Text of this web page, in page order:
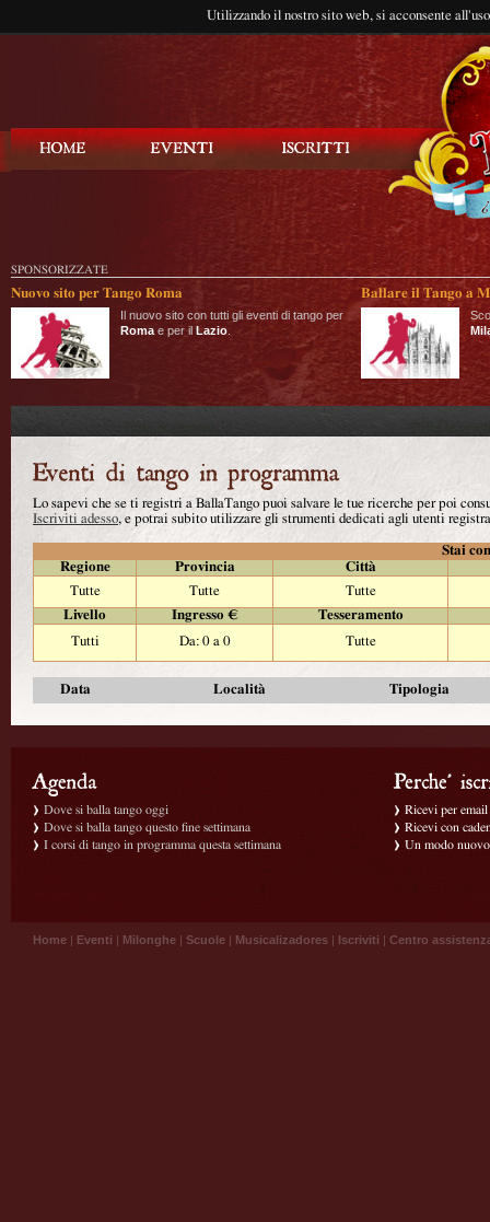
Utilizzando il nostro sito web, si acconsente
SPONSORIZZATE
Nuovo sito per Tango Roma
Il nuovo sito con tutti gli eventi di tango per
Roma e per il Lazio
Ballare il Tango a
Lo sapevi che se ti registri a BallaTango puoi salvare le tue ricerche per poi
Iscriviti adesso, e potrai subito utilizzare gli strumenti dedicati agli utenti
Stai
Regione
Provincia
Città
Tutte
Tutte
Tutte
Livello
Ingresso €
Tesseramento
Tutti
Da: 0 a 0 Tutte
Data Località Tipologia
Dove si balla tango oggi
Dove si balla tango questo fine settimana
I corsi di tango in programma questa settimana
Ricevi per
Ricevi con
Un modo
Home | Eventi | Milonghe | Scuole | Musicalizadores | Iscriviti | Centro